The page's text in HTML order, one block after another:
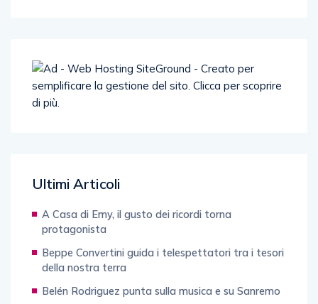
Ultimi Articoli
A Casa di Emy, il gusto dei ricordi torna
protagonista
Beppe Convertini guida i telespettatori tra i tesori
della nostra terra
Belén Rodriguez punta sulla musica e su Sanremo